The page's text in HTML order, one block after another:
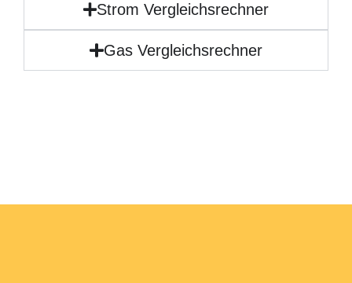
Strom Vergleichsrechner
Gas Vergleichsrechner